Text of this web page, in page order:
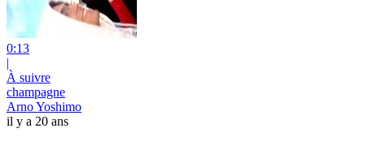
0:13
|
À suivre
champagne
Arno Yoshimo
il y a 20 ans